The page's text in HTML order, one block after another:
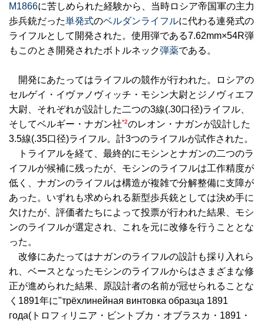
M1866に苦しめられた経験から、当時ロシア帝国軍の主力
歩兵銃だった単発式のベルダンライフルに代わる連発式の
ライフルとして開発された。使用弾である7.62mm×54R弾
もこのとき開発されたボトルネック弾薬である。
開発にあたってはライフルの競作が行われた。ロシアの
セルゲイ・イヴァノヴィッチ・モシン大尉とジノヴィエフ
大尉、それぞれが設計した二つの3線(.30口径)ライフル、
そしてベルギー・ナガン社*2のレオン・ナガンが設計した
3.5線(.35口径)ライフル。計3つのライフルが試作された。
トライアルを経て、最終的にモシンとナガンの二つのラ
イフルが候補に残ったが、モシンのライフルは工作精度が
低く、ナガンのライフルは構造が複雑で分解整備に支障が
あった。いずれも求められる新型歩兵銃としては決め手に
欠けたが、評価者たちによって投票が行われた結果、モシ
ンのライフルが選定され、これを元に改修を行うこととな
った。
改修にあたってはナガンのライフルの設計も採り入れら
れ、ベースとなったモシンのライフルからはさまざまな修
正が進められた結果、原設計者の名前が冠せられることな
く1891年に"трёхлинейная винтовка образца 1891
года(トロフィリニア・ビントブカ・オブラスカ・1891・